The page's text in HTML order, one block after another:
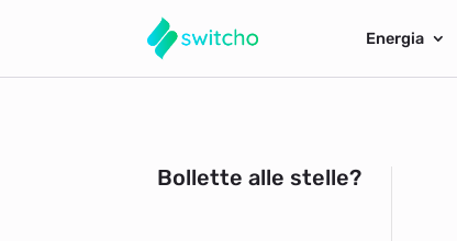
Energia
Bollette alle stelle?